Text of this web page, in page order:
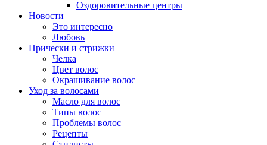
Оздоровительные центры
Новости
Это интересно
Любовь
Прически и стрижки
Челка
Цвет волос
Окрашивание волос
Уход за волосами
Масло для волос
Типы волос
Проблемы волос
Рецепты